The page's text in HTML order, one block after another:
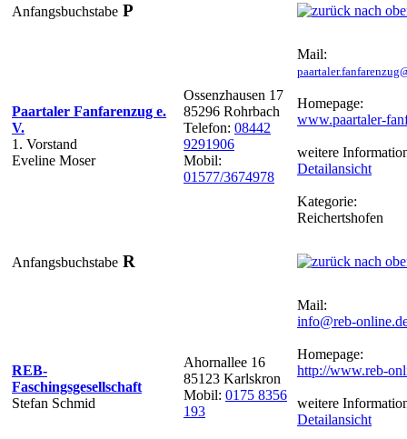
Anfangsbuchstabe P
Paartaler Fanfarenzug e.
V.
1. Vorstand
Eveline Moser
Ossenzhausen 17
85296 Rohrbach
Telefon: 08442
9291906
Mobil:
01577/3674978
Mail:
Homepage:
www.paartaler-
weitere
Detailansicht
Kategorie:
Reichertshofen
Anfangsbuchstabe R
REB-
Faschingsgesellschaft
Stefan Schmid
Ahornallee 16
85123 Karlskron
Mobil: 0175 8356
193
Mail:
info@reb-
Homepage:
http://www.reb-
weitere
Detailansicht